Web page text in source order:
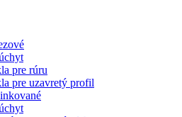
pre rúru
pre uzavretý profil